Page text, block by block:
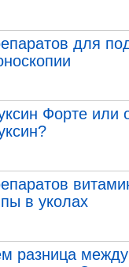
для
Форте или
в уколах
разница между